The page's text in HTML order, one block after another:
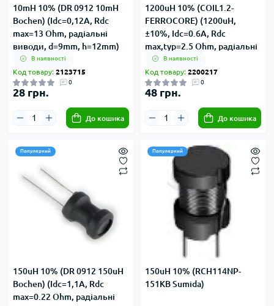
10mH 10% (DR 0912 10mH
Bochen) (Idc=0,12А, Rdc
max=13 Ohm, радіальні
виводи, d=9mm, h=12mm)
В наявності
Код товару: 2123715
0
28 грн.
До кошика
1200uH 10% (COIL1.2-
FERROCORE) (1200uH,
±10%, Idc=0.6А, Rdc
max,typ=2.5 Ohm, радіальні
виводи, d=10.5mm,
h=12.5mm)
В наявності
Код товару: 2200217
0
48 грн.
До кошика
Популярний
150uH 10% (DR 0912 150uH
Bochen) (Idc=1,1А, Rdc
max=0.22 Ohm, радіальні
Популярний
150uH 10% (RCH114NP-
151KB Sumida)